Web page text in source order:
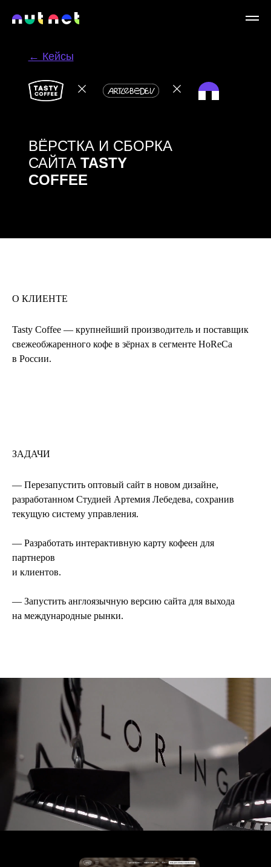
← Кейсы
ВЁРСТКА И СБОРКА
САЙТА TASTY
COFFEE
О КЛИЕНТЕ
Tasty Coffee — крупнейший производитель и поставщик
свежеобжаренного кофе в зёрнах в сегменте HoReCa
в России.
ЗАДАЧИ
— Перезапустить оптовый сайт в новом дизайне,
разработанном Студией Артемия Лебедева, сохранив
текущую систему управления.
— Разработать интерактивную карту кофеен для
партнеров
и клиентов.
— Запустить англоязычную версию сайта для выхода
на международные рынки.